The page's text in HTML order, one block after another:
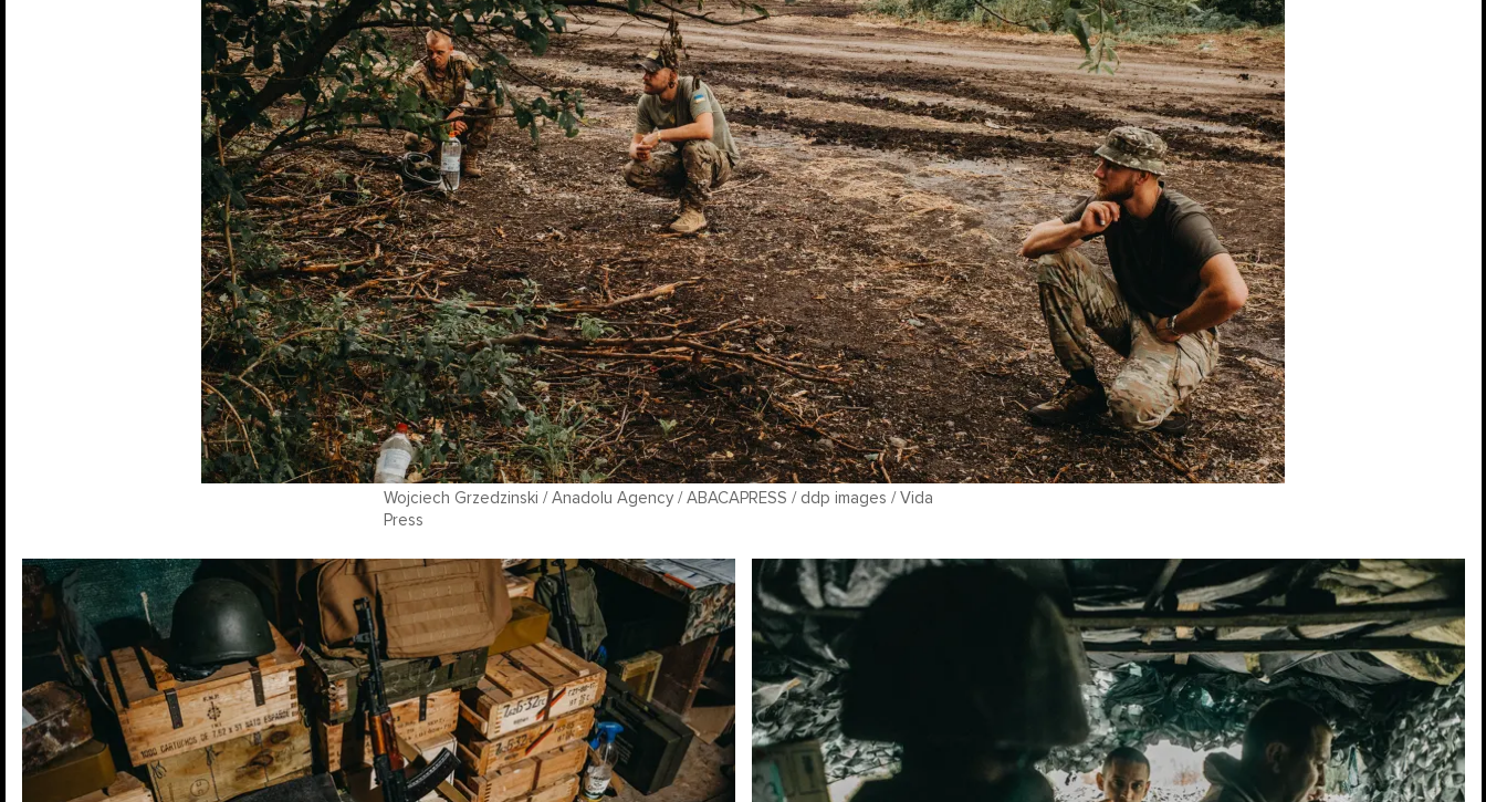
Wojciech Grzedzinski / Anadolu Agency / ABACAPRESS / ddp images / Vida
Press